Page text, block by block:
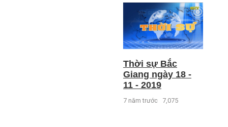
Thời sự Bắc
Giang ngày 18 -
11 - 2019
7 năm trước 7,075